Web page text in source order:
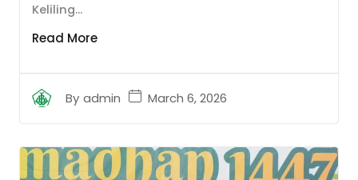
By admin March 6, 2026
Keliling...
Read More